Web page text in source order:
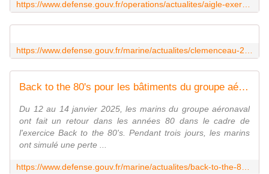
Back to the 80's pour les bâtiments du groupe aéronaval de la mission Clemenceau25
Du 12 au 14 janvier 2025, les marins du groupe aéronaval
ont fait un retour dans les années 80 dans le cadre de
l'exercice Back to the 80's. Pendant trois jours, les marins
ont simulé une perte ...